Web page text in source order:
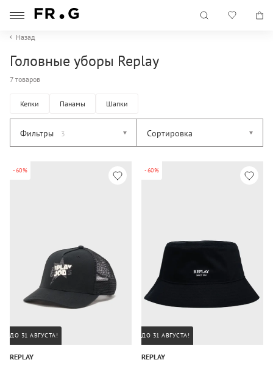
Назад
Головные уборы Replay
7 товаров
Кепки Панамы Шапки
Фильтры 3 Сортировка
-60%
ДО 31 АВГУСТА!
REPLAY
-60%
ДО 31 АВГУСТА!
REPLAY